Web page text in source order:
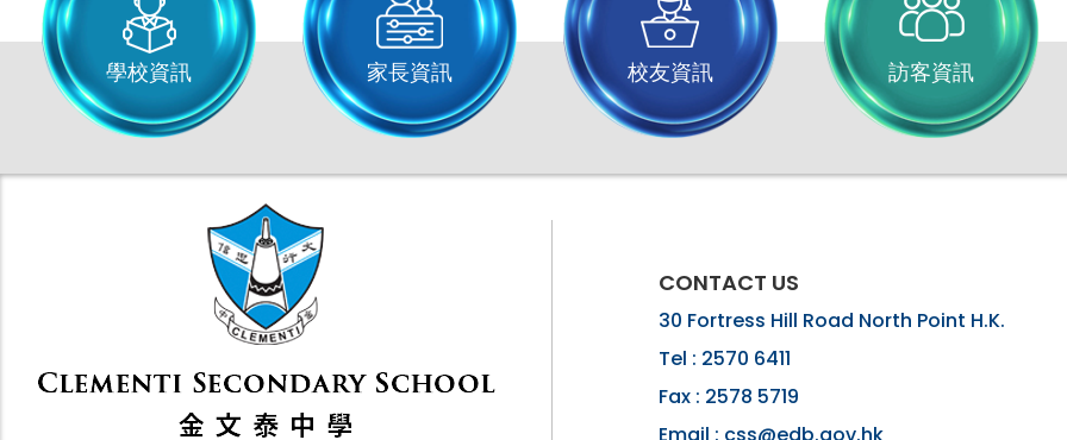
學校資訊 家長資訊 校友資訊 訪客資訊
CONTACT US
30 Fortress Hill Road North Point H.K.
Tel : 2570 6411
Fax : 2578 5719
Email : css@edb.gov.hk